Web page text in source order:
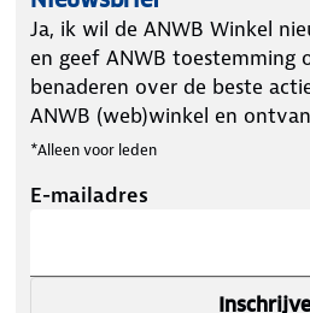
Ja, ik wil de ANWB Winkel
en geef ANWB toestemming
benaderen over de beste
ANWB (web)winkel en
*Alleen voor leden
E-mailadres